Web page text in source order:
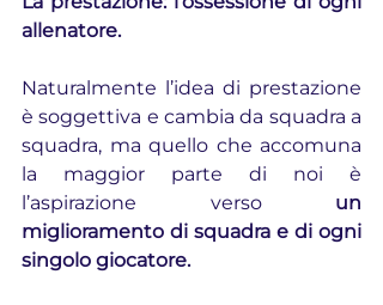
allenatore.
Naturalmente l’idea di prestazione
è soggettiva e cambia da squadra a
squadra, ma quello che accomuna
la maggior parte di noi è
l’aspirazione verso un
miglioramento di squadra e di ogni
singolo giocatore.